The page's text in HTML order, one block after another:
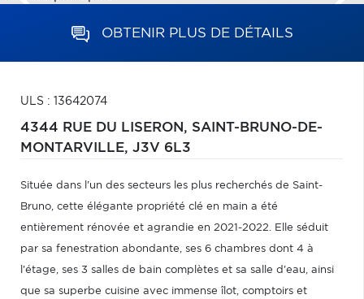
OBTENIR PLUS DE DÉTAILS
ULS : 13642074
4344 RUE DU LISERON, SAINT-BRUNO-DE-
MONTARVILLE, J3V 6L3
Située dans l'un des secteurs les plus recherchés de Saint-
Bruno, cette élégante propriété clé en main a été
entièrement rénovée et agrandie en 2021-2022. Elle séduit
par sa fenestration abondante, ses 6 chambres dont 4 à
l'étage, ses 3 salles de bain complètes et sa salle d'eau, ainsi
que sa superbe cuisine avec immense îlot, comptoirs et